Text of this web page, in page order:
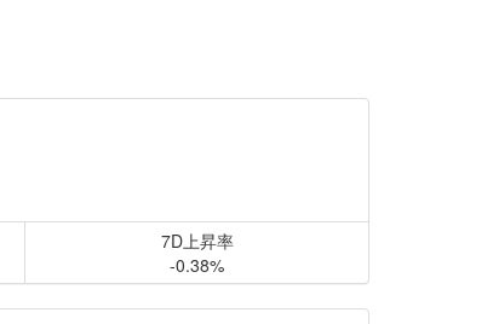
7D上昇率
-0.38%